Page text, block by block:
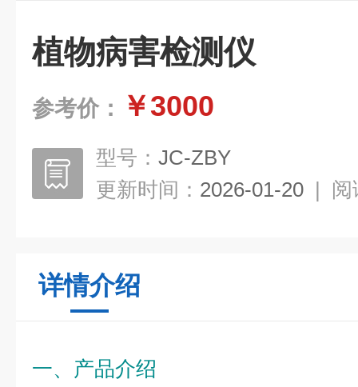
植物病害检测仪
参考价： ￥3000
型号： JC-ZBY
更新时间： 2026-01-20 | 阅
详情介绍
一、产品介绍